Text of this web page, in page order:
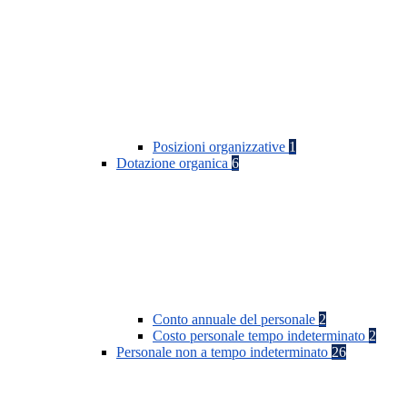
Posizioni organizzative 1
Dotazione organica 6
Conto annuale del personale 2
Costo personale tempo indeterminato 2
Personale non a tempo indeterminato 26